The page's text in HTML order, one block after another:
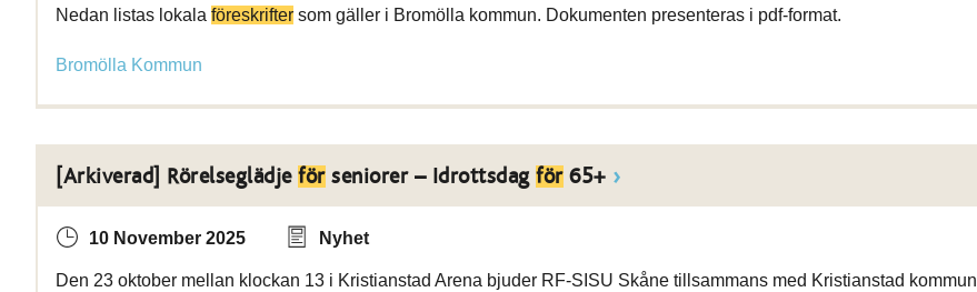
Nedan listas lokala föreskrifter som gäller i Bromölla kommun. Dokumenten presenteras i pdf-format.
Bromölla Kommun
[Arkiverad] Rörelseglädje förseniorer – Idrottsdag för65+
10 November 2025 Nyhet
Den 23 oktober mellan klockan 13 i Kristianstad Arena bjuder RF-SISU Skåne tillsammans med Kristianstad kommun